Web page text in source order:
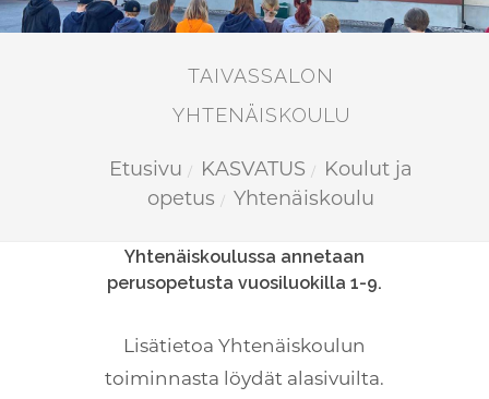
TAIVASSALON
YHTENÄISKOULU
Etusivu KASVATUS
Koulut ja
opetus
Yhtenäiskoulu
Yhtenäiskoulussa annetaan
perusopetusta vuosiluokilla 1-9.
Lisätietoa Yhtenäiskoulun
toiminnasta löydät alasivuilta.